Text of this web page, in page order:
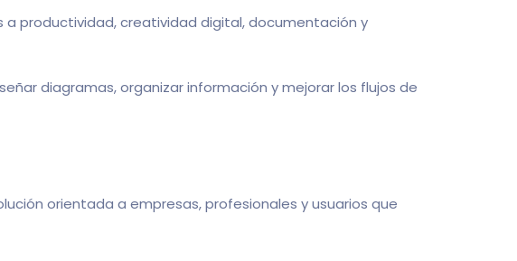
a productividad, creatividad digital, documentación y
diagramas, organizar información y mejorar los flujos de
orientada a empresas, profesionales y usuarios que